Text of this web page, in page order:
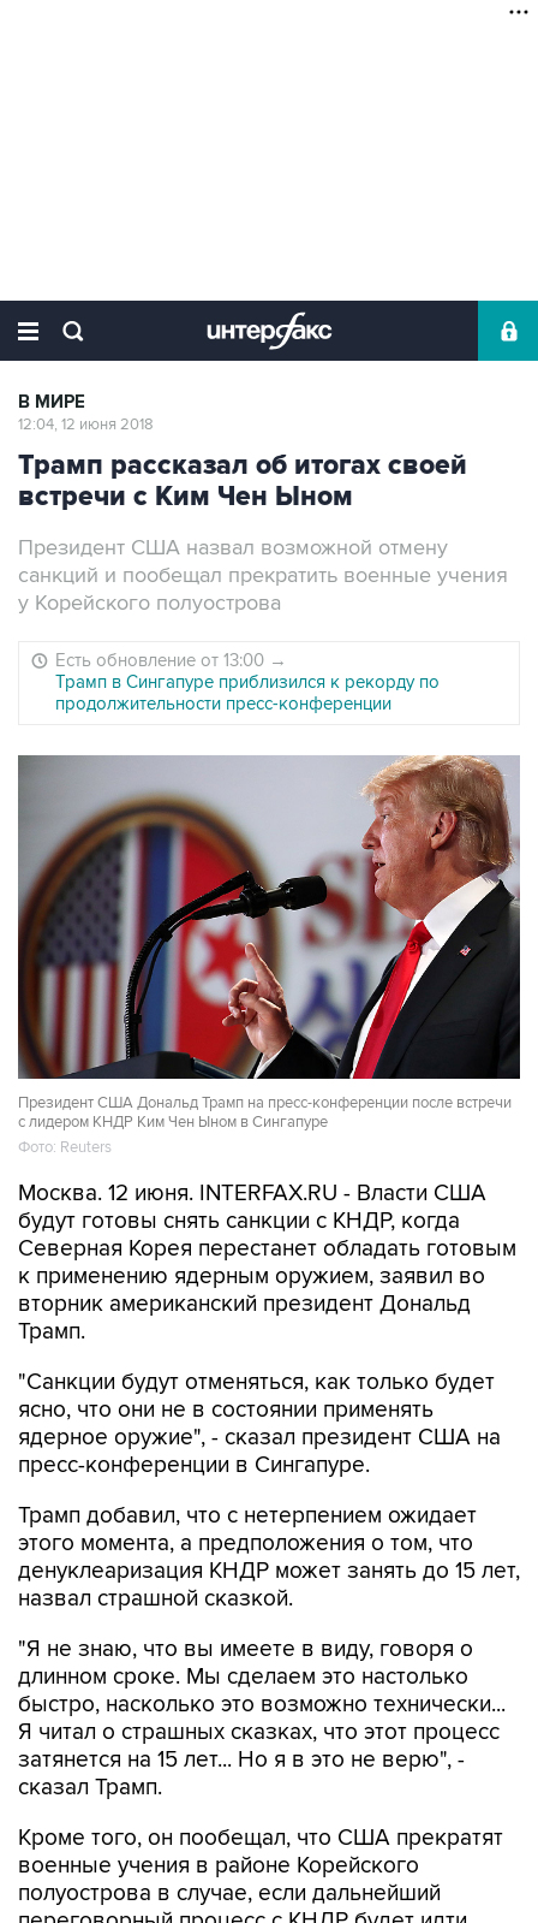
В МИРЕ
12:04, 12 июня 2018
Трамп рассказал об итогах своей
встречи с Ким Чен Ыном
Президент США назвал возможной отмену
санкций и пообещал прекратить военные учения
у Корейского полуострова
Есть обновление от 13:00 →
Трамп в Сингапуре приблизился к рекорду по
продолжительности пресс-конференции
Президент США Дональд Трамп на пресс-конференции после встречи
с лидером КНДР Ким Чен Ыном в Сингапуре
Фото: Reuters
Москва. 12 июня. INTERFAX.RU - Власти США
будут готовы снять санкции с КНДР, когда
Северная Корея перестанет обладать готовым
к применению ядерным оружием, заявил во
вторник американский президент Дональд
Трамп.
"Санкции будут отменяться, как только будет
ясно, что они не в состоянии применять
ядерное оружие", - сказал президент США на
пресс-конференции в Сингапуре.
Трамп добавил, что с нетерпением ожидает
этого момента, а предположения о том, что
денуклеаризация КНДР может занять до 15 лет,
назвал страшной сказкой.
"Я не знаю, что вы имеете в виду, говоря о
длинном сроке. Мы сделаем это настолько
быстро, насколько это возможно технически...
Я читал о страшных сказках, что этот процесс
затянется на 15 лет... Но я в это не верю", -
сказал Трамп.
Кроме того, он пообещал, что США прекратят
военные учения в районе Корейского
полуострова в случае, если дальнейший